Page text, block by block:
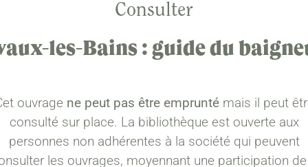
Consulter
les-Bains : guide du
ouvrage ne peut pas être empruntémais il peut
consulté sur place. La bibliothèque est ouverte aux
personnes non adhérentes à la société qui peuvent
les ouvrages, moyennant une participation